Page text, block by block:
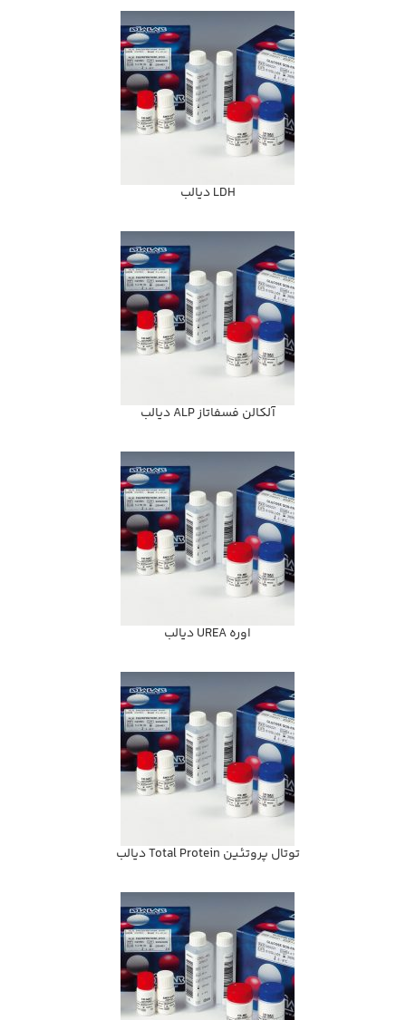
LDH ديالب
آلكالن فسفاتاز ALP ديالب
اوره UREA ديالب
توتال پروتئين Total Protein ديالب